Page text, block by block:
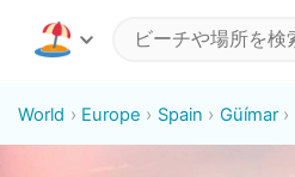
World Europe Spain Güímar